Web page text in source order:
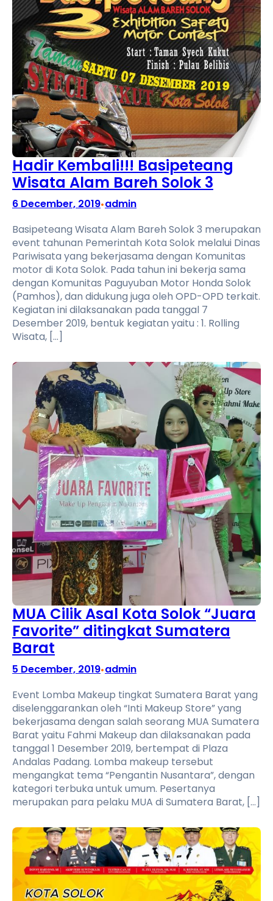
Hadir Kembali!!! Basipeteang
Wisata Alam Bareh Solok 3
6 December, 2019•admin
Basipeteang Wisata Alam Bareh Solok 3 merupakan
event tahunan Pemerintah Kota Solok melalui Dinas
Pariwisata yang bekerjasama dengan Komunitas
motor di Kota Solok. Pada tahun ini bekerja sama
dengan Komunitas Paguyuban Motor Honda Solok
(Pamhos), dan didukung juga oleh OPD-OPD terkait.
Kegiatan ini dilaksanakan pada tanggal 7
Desember 2019, bentuk kegiatan yaitu : 1. Rolling
Wisata, […]
MUA Cilik Asal Kota Solok “Juara
Favorite” ditingkat Sumatera
Barat
5 December, 2019•admin
Event Lomba Makeup tingkat Sumatera Barat yang
diselenggarankan oleh “Inti Makeup Store” yang
bekerjasama dengan salah seorang MUA Sumatera
Barat yaitu Fahmi Makeup dan dilaksanakan pada
tanggal 1 Desember 2019, bertempat di Plaza
Andalas Padang. Lomba makeup tersebut
mengangkat tema “Pengantin Nusantara”, dengan
kategori terbuka untuk umum. Pesertanya
merupakan para pelaku MUA di Sumatera Barat, […]